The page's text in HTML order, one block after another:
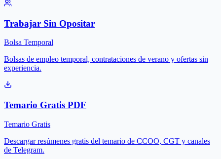
Trabajar Sin Opositar
Bolsa Temporal
Bolsas de empleo temporal, contrataciones de verano y ofertas sin
experiencia.
Temario Gratis PDF
Temario Gratis
Descargar resúmenes gratis del temario de CCOO, CGT y canales
de Telegram.